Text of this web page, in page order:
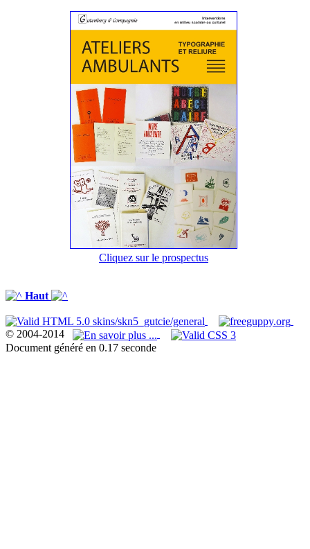
Cliquez sur le prospectus
Haut
© 2004-2014
Document généré en 0.17 seconde